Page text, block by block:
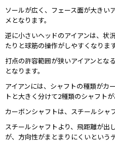
ソールが広く、フェース面が大きい
メとなります。
逆に小さいヘッドのアイアンは、状
たりと球筋の操作がしやすくなります
打点の許容範囲が狭いアイアンとな
となります。
アイアンには、シャフトの種類がカ
トと大きく分けて2種類のシャフトが
カーボンシャフトは、スチールシャ
スチールシャフトより、飛距離が出
が、方向性がまとまりにくいという